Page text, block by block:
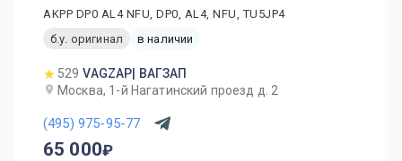
AKPP DP0 AL4 NFU, DP0, AL4, NFU, TU5JP4
б.у. оригинал
в наличии
529 VAGZAP| ВАГЗАП
Москва, 1-й Нагатинский проезд д. 2
(495) 975-95-77
65 000